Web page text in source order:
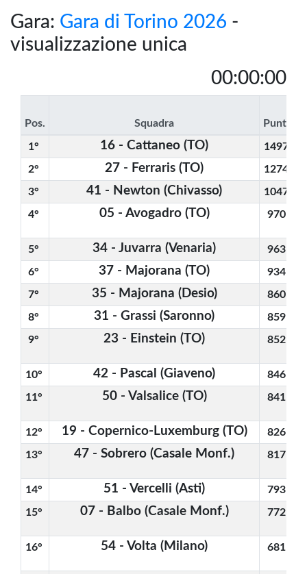
Gara: Gara di Torino 2026 -
visualizzazione unica
00:00:00
Pos. Squadra Punt.
1° 16 - Cattaneo (TO) 1497
2° 27 - Ferraris (TO) 1274
3° 41 - Newton (Chivasso) 1047
4° 05 - Avogadro (TO) 970
5° 34 - Juvarra (Venaria) 963
6° 37 - Majorana (TO) 934
7° 35 - Majorana (Desio) 860
8° 31 - Grassi (Saronno) 859
9° 23 - Einstein (TO) 852
10° 42 - Pascal (Giaveno) 846
11° 50 - Valsalice (TO) 841
12° 19 - Copernico-Luxemburg (TO) 826
13° 47 - Sobrero (Casale Monf.) 817
14° 51 - Vercelli (Asti) 793
15° 07 - Balbo (Casale Monf.) 772
16° 54 - Volta (Milano) 681